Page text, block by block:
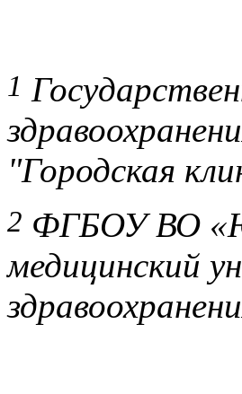
1
"Городская
2 ФГБОУ ВО
медицинский